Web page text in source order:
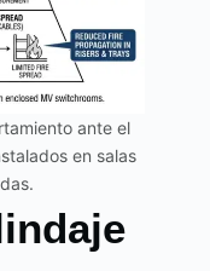
ante el
en salas